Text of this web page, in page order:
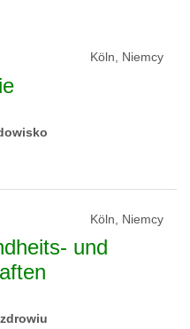
Köln, Niemcy
Köln, Niemcy
und